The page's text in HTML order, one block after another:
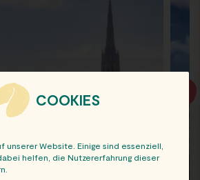
COOKIES
unserer Website. Einige sind essenziell,
helfen, die Nutzererfahrung dieser